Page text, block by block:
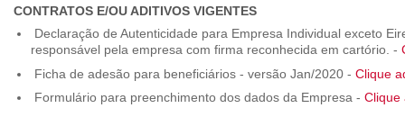
CONTRATOS E/OU ADITIVOS VIGENTES
Declaração de Autenticidade para Empresa Individual exceto
responsável pela empresa com firma reconhecida em cartório. -
Ficha de adesão para beneficiários - versão Jan/2020 - Clique
Formulário para preenchimento dos dados da Empresa - Clique